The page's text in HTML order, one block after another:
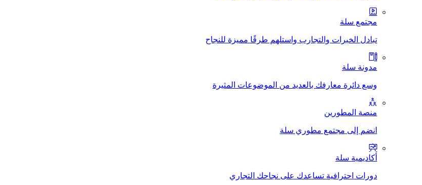
مجتمع سلة
تبادل الخبرات والتجارب واستلهم طرقًا مميزة للنجاح
مدونة سلة
وسع دائرة معارفك بالعديد من الموضوعات المثيرة
منصة المطورين
انضم إلى مجتمع مطوري سلة
أكاديمية سلة
دورات احترافية تساعدك على نجاحك التجاري